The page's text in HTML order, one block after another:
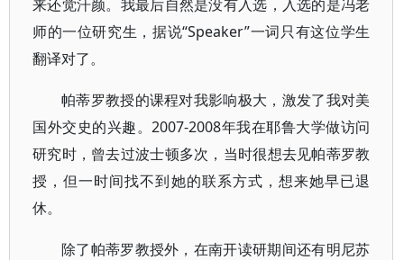
来还觉汗颜。我最后自然是没有入选，入选的是冯老
师的一位研究生，据说“Speaker”一词只有这位学生
翻译对了。
帕蒂罗教授的课程对我影响极大，激发了我对美
国外交史的兴趣。2007-2008年我在耶鲁大学做访问
研究时，曾去过波士顿多次，当时很想去见帕蒂罗教
授，但一时间找不到她的联系方式，想来她早已退
休。
除了帕蒂罗教授外，在南开读研期间还有明尼苏